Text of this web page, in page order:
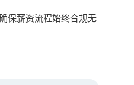
保薪资流程始终合规无